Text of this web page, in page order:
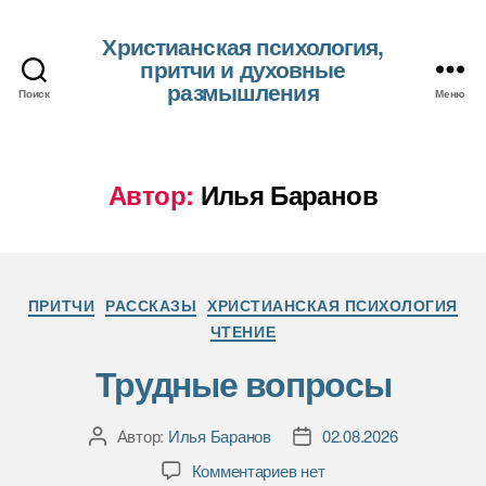
Поиск
Христианская психология,
притчи и духовные
размышления Меню
Автор: Илья Баранов
Рубрики
ПРИТЧИ РАССКАЗЫ ХРИСТИАНСКАЯ ПСИХОЛОГИЯ
ЧТЕНИЕ
Трудные вопросы
АвторАвтор: Илья Баранов
Дата02.08.2026
Комментариевк
нет